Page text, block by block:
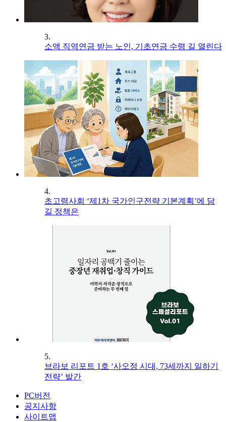
3.
소액 직역연금 받는 노인, 기초연금 수령 길 열린다
4.
초고령사회 ‘제1차 국가인구전략 기본계획’에 담
길 정책은
5.
브라보 리포트 1호 ‘사오정 시대, 73세까지 일하기
전략’ 발간
PC버전
공지사항
사이트맵